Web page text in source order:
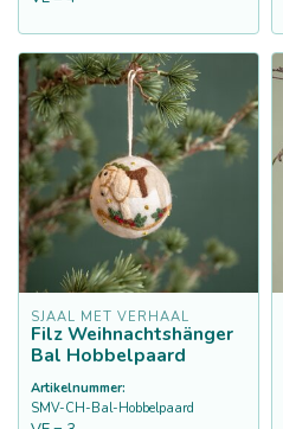
SJAAL MET VERHAAL
Filz Weihnachtshänger
Bal Hobbelpaard
Artikelnummer:
SMV-CH-Bal-Hobbelpaard